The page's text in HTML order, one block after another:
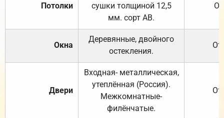
Потолки
сушки толщиной 12,5
мм. сорт АВ.
Окна
Деревянные, двойного
остекления.
Двери
Входная- металлическая,
утеплённая (Россия).
Межкомнатные-
филёнчатые.